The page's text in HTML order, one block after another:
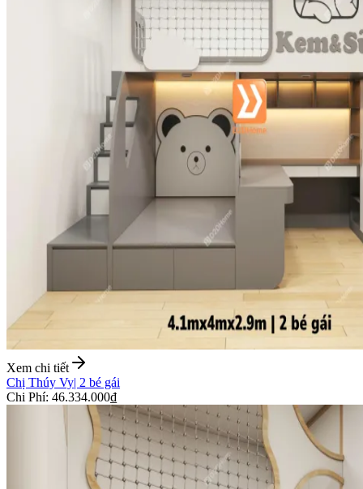
Xem chi tiết
Chị Thúy Vy| 2 bé gái
Chi Phí: 46.334.000₫